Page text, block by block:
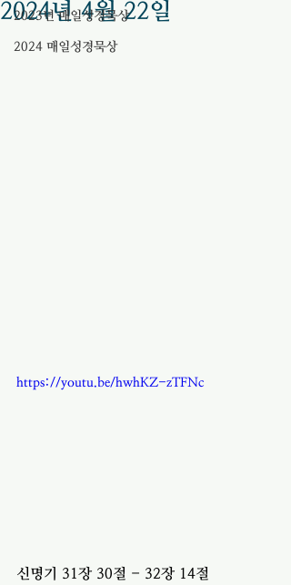
2023년 매일성경묵상
2024 매일성경묵상
2024년 4월 22일
https://youtu.be/hwhKZ-zTFNc
신명기 31장 30절 - 32장 14절